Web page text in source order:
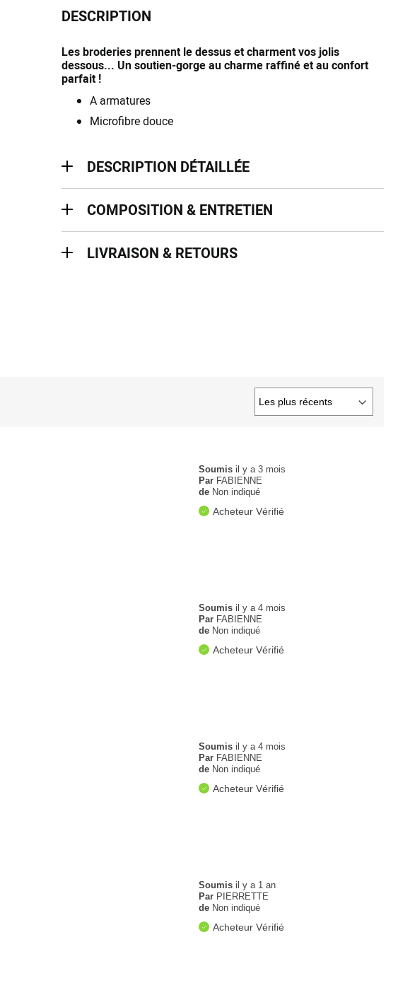
DESCRIPTION
Les broderies prennent le dessus et charment vos jolis
dessous... Un soutien-gorge au charme raffiné et au confort
parfait !
A armatures
Microfibre douce
description détaillée
DESCRIPTION DÉTAILLÉE
Composition & entretien
COMPOSITION & ENTRETIEN
Livraison & retours
LIVRAISON & RETOURS
Soumisil y a 3 mois
Par FABIENNE
de Non indiqué
Acheteur Vérifié
Soumisil y a 4 mois
Par FABIENNE
de Non indiqué
Acheteur Vérifié
Soumisil y a 4 mois
Par FABIENNE
de Non indiqué
Acheteur Vérifié
Soumisil y a 1 an
Par PIERRETTE
de Non indiqué
Acheteur Vérifié